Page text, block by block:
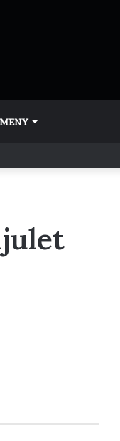
MENY